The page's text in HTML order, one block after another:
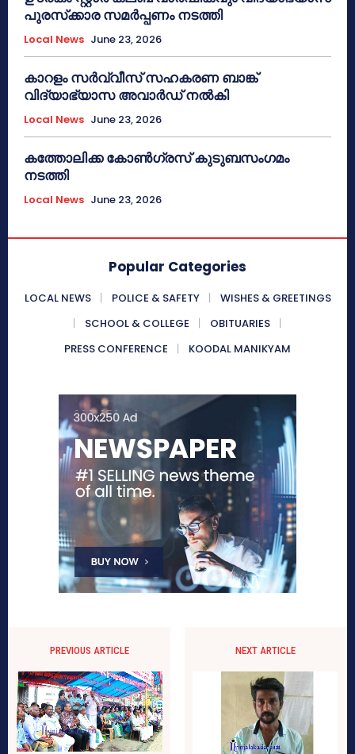
പുരസ്‌ക്കാര സമർപ്പണം നടത്തി
Local News June 23, 2026
കാറളം സർവ്വീസ് സഹകരണ ബാങ്ക്
വിദ്യാഭ്യാസ അവാർഡ് നൽകി
Local News June 23, 2026
കത്തോലിക്ക കോൺഗ്രസ് കുടുബസംഗമം
നടത്തി
Local News June 23, 2026
Popular Categories
LOCAL NEWS POLICE & SAFETY
WISHES & GREETINGS
SCHOOL & COLLEGE
OBITUARIES
PRESS CONFERENCE
KOODAL MANIKYAM
PREVIOUS ARTICLE NEXT ARTICLE